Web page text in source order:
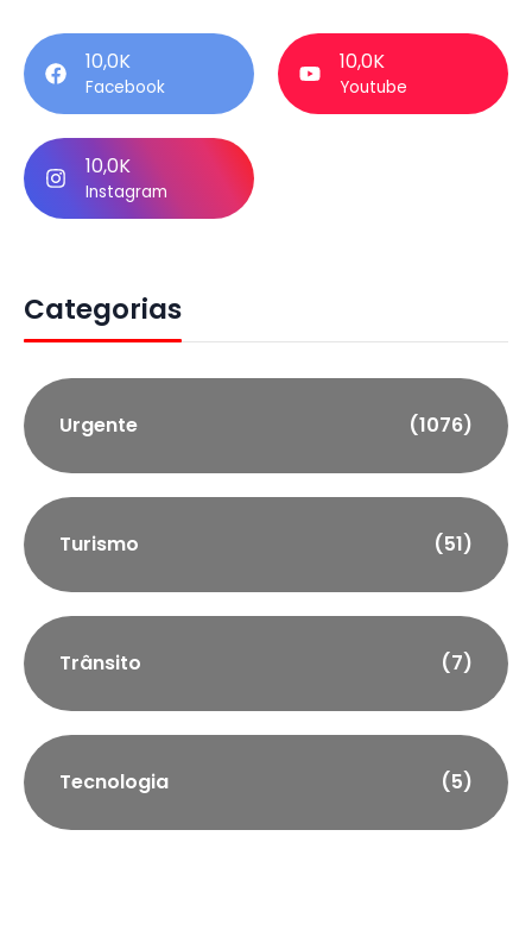
10,0K
Facebook
10,0K
Youtube
10,0K
Instagram
Categorias
Urgente (1076)
Turismo (51)
Trânsito (7)
Tecnologia (5)